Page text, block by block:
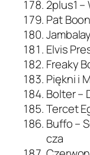
2plus1
Pat
Elvis
Freaky
Piękni i
Bolter –
Tercet
Buffo –
cza